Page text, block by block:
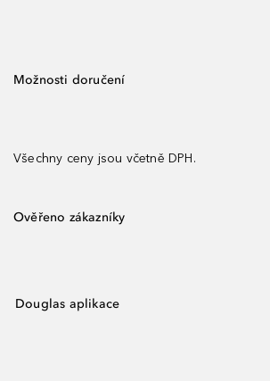
Možnosti doručení
Všechny ceny jsou včetně DPH.
Ověřeno zákazníky
Douglas aplikace